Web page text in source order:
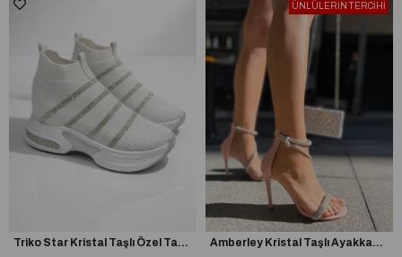
Triko Star Kristal Taşlı Özel Tasarım Spor Ayakkabı Beyaz
Amberley Kristal Taşlı Ayakkabı Pudra
ÜNLÜLERİN TERCİHİ